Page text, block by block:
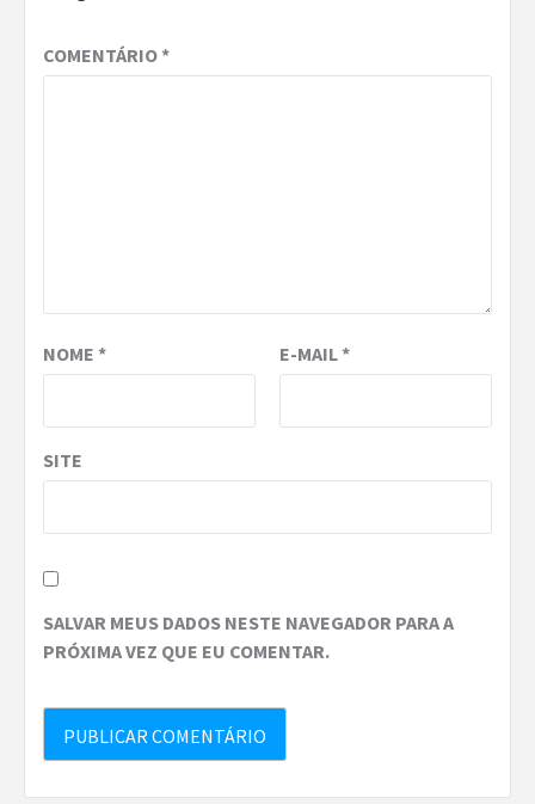
COMENTÁRIO*
NOME * E-MAIL*
SITE
SALVAR MEUS DADOS NESTE NAVEGADOR PARA A
PRÓXIMA VEZ QUE EU COMENTAR.